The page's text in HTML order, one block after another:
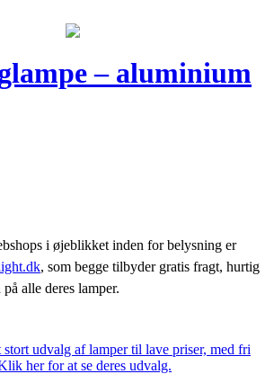
– aluminium
i øjeblikket inden for belysning er
, som begge tilbyder gratis fragt, hurtig
alle deres lamper.
udvalg af lamper til lave priser, med fri
her for at se deres udvalg.